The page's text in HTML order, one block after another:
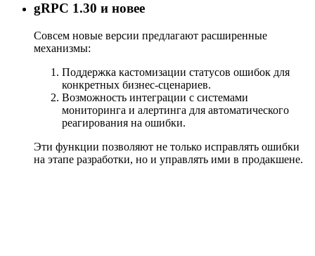
gRPC 1.30 и новее
Совсем новые версии предлагают расширенные
механизмы:
Поддержка кастомизации статусов ошибок для
конкретных бизнес-сценариев.
Возможность интеграции с системами
мониторинга и алертинга для автоматического
реагирования на ошибки.
Эти функции позволяют не только исправлять ошибки
на этапе разработки, но и управлять ими в продакшене.